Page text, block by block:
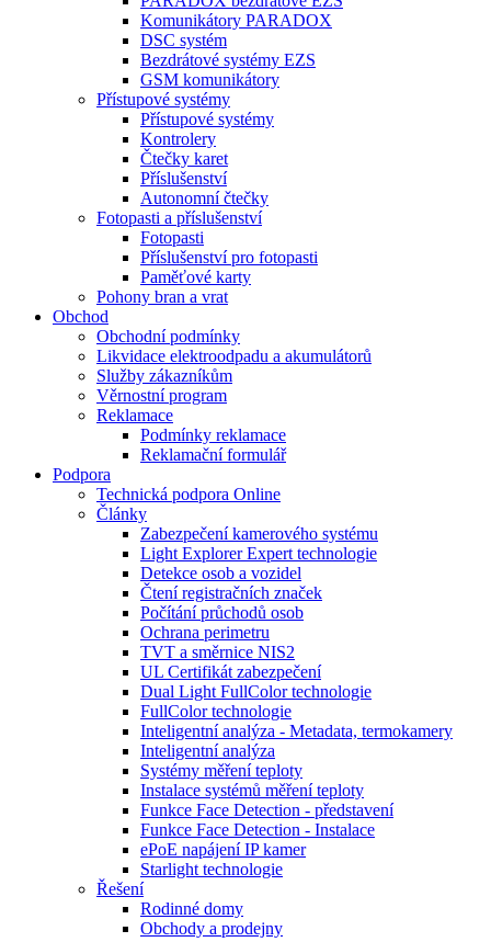
Komunikátory PARADOX
DSC systém
Bezdrátové systémy EZS
GSM komunikátory
Přístupové systémy
Přístupové systémy
Kontrolery
Čtečky karet
Příslušenství
Autonomní čtečky
Fotopasti a příslušenství
Fotopasti
Příslušenství pro fotopasti
Paměťové karty
Pohony bran a vrat
Obchod
Obchodní podmínky
Likvidace elektroodpadu a akumulátorů
Služby zákazníkům
Věrnostní program
Reklamace
Podmínky reklamace
Reklamační formulář
Podpora
Technická podpora Online
Články
Zabezpečení kamerového systému
Light Explorer Expert technologie
Detekce osob a vozidel
Čtení registračních značek
Počítání průchodů osob
Ochrana perimetru
TVT a směrnice NIS2
UL Certifikát zabezpečení
Dual Light FullColor technologie
FullColor technologie
Inteligentní analýza - Metadata, termokamery
Inteligentní analýza
Systémy měření teploty
Instalace systémů měření teploty
Funkce Face Detection - představení
Funkce Face Detection - Instalace
ePoE napájení IP kamer
Starlight technologie
Řešení
Rodinné domy
Obchody a prodejny